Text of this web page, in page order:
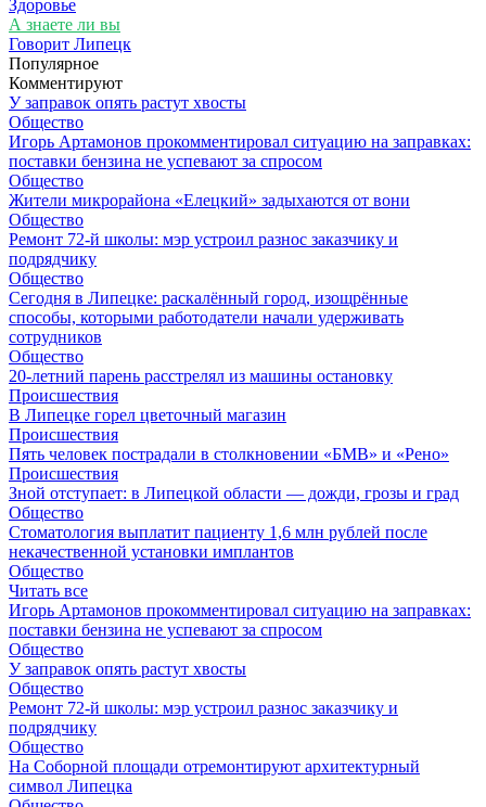
Здоровье
А знаете ли вы
Говорит Липецк
Популярное
Комментируют
У заправок опять растут хвосты
Общество
Игорь Артамонов прокомментировал ситуацию на заправках:
поставки бензина не успевают за спросом
Общество
Жители микрорайона «Елецкий» задыхаются от вони
Общество
Ремонт 72‑й школы: мэр устроил разнос заказчику и
подрядчику
Общество
Сегодня в Липецке: раскалённый город, изощрённые
способы, которыми работодатели начали удерживать
сотрудников
Общество
20-летний парень расстрелял из машины остановку
Происшествия
В Липецке горел цветочный магазин
Происшествия
Пять человек пострадали в столкновении «БМВ» и «Рено»
Происшествия
Зной отступает: в Липецкой области — дожди, грозы и град
Общество
Стоматология выплатит пациенту 1,6 млн рублей после
некачественной установки имплантов
Общество
Читать все
Игорь Артамонов прокомментировал ситуацию на заправках:
поставки бензина не успевают за спросом
Общество
У заправок опять растут хвосты
Общество
Ремонт 72‑й школы: мэр устроил разнос заказчику и
подрядчику
Общество
На Соборной площади отремонтируют архитектурный
символ Липецка